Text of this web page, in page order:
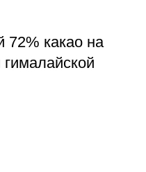
72% какао на